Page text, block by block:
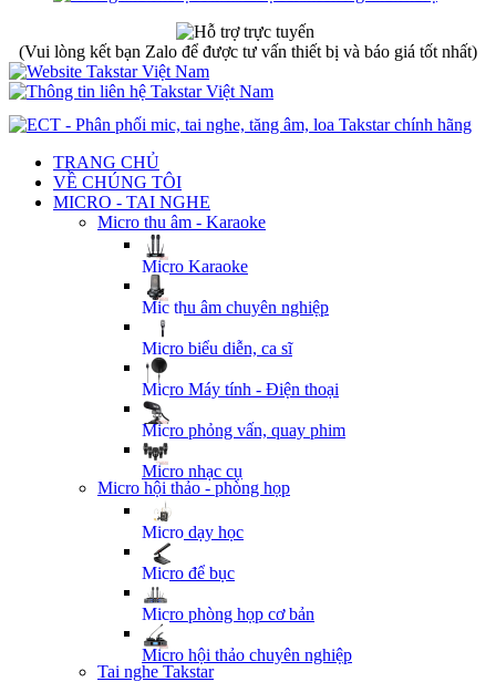
(Vui lòng kết bạn Zalo để được tư vấn thiết bị và báo giá tốt nhất)
TRANG CHỦ
VỀ CHÚNG TÔI
MICRO - TAI NGHE
Micro thu âm - Karaoke
Micro Karaoke
Mic thu âm chuyên nghiệp
Micro biểu diễn, ca sĩ
Micro Máy tính - Điện thoại
Micro phỏng vấn, quay phim
Micro nhạc cụ
Micro hội thảo - phòng họp
Micro dạy học
Micro để bục
Micro phòng họp cơ bản
Micro hội thảo chuyên nghiệp
Tai nghe Takstar